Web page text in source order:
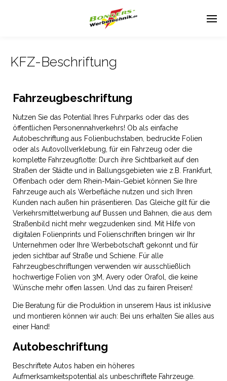
KFZ-Beschriftung
Fahrzeugbeschriftung
Nutzen Sie das Potential Ihres Fuhrparks oder das des
öffentlichen Personennahverkehrs! Ob als einfache
Autobeschriftung aus Folienbuchstaben, bedruckte Folien
oder als Autovollverklebung, für ein Fahrzeug oder die
komplette Fahrzeugflotte: Durch ihre Sichtbarkeit auf den
Straßen der Städte und in Ballungsgebieten wie z.B. Frankfurt,
Offenbach oder dem Rhein-Main-Gebiet können Sie Ihre
Fahrzeuge auch als Werbefläche nutzen und sich Ihren
Kunden nach außen hin präsentieren. Das Gleiche gilt für die
Verkehrsmittelwerbung auf Bussen und Bahnen, die aus dem
Straßenbild nicht mehr wegzudenken sind. Mit Hilfe von
digitalen Folienprints und Folienschriften bringen wir Ihr
Unternehmen oder Ihre Werbebotschaft gekonnt und für
jeden sichtbar auf Straße und Schiene. Für alle
Fahrzeugbeschriftungen verwenden wir ausschließlich
hochwertige Folien von 3M, Avery oder Orafol, die keine
Wünsche mehr offen lassen. Und das zu fairen Preisen!
Die Beratung für die Produktion in unserem Haus ist inklusive
und montieren können wir auch: Bei uns erhalten Sie alles aus
einer Hand!
Autobeschriftung
Beschriftete Autos haben ein höheres
Aufmerksamkeitspotential als unbeschriftete Fahrzeuge.